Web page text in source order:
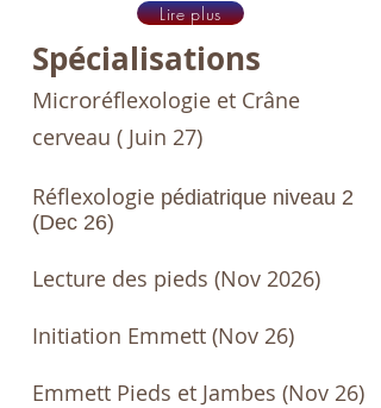
Lire plus
Spécialisations
Microréflexologie et Crâne
cerveau ( Juin 27)
Réflexologie pédiatrique niveau 2
(Dec 26)
Lecture des pieds (Nov 2026)
Initiation Emmett (Nov 26)
Emmett Pieds et Jambes (Nov 26)